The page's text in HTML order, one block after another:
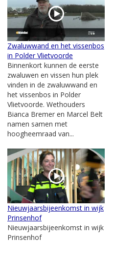
Zwaluwwand en het vissenbos
in Polder Vlietvoorde
Binnenkort kunnen de eerste
zwaluwen en vissen hun plek
vinden in de zwaluwwand en
het vissenbos in Polder
Vlietvoorde. Wethouders
Bianca Bremer en Marcel Belt
namen samen met
hoogheemraad van...
Nieuwjaarsbijeenkomst in wijk
Prinsenhof
Nieuwjaarsbijeenkomst in wijk
Prinsenhof